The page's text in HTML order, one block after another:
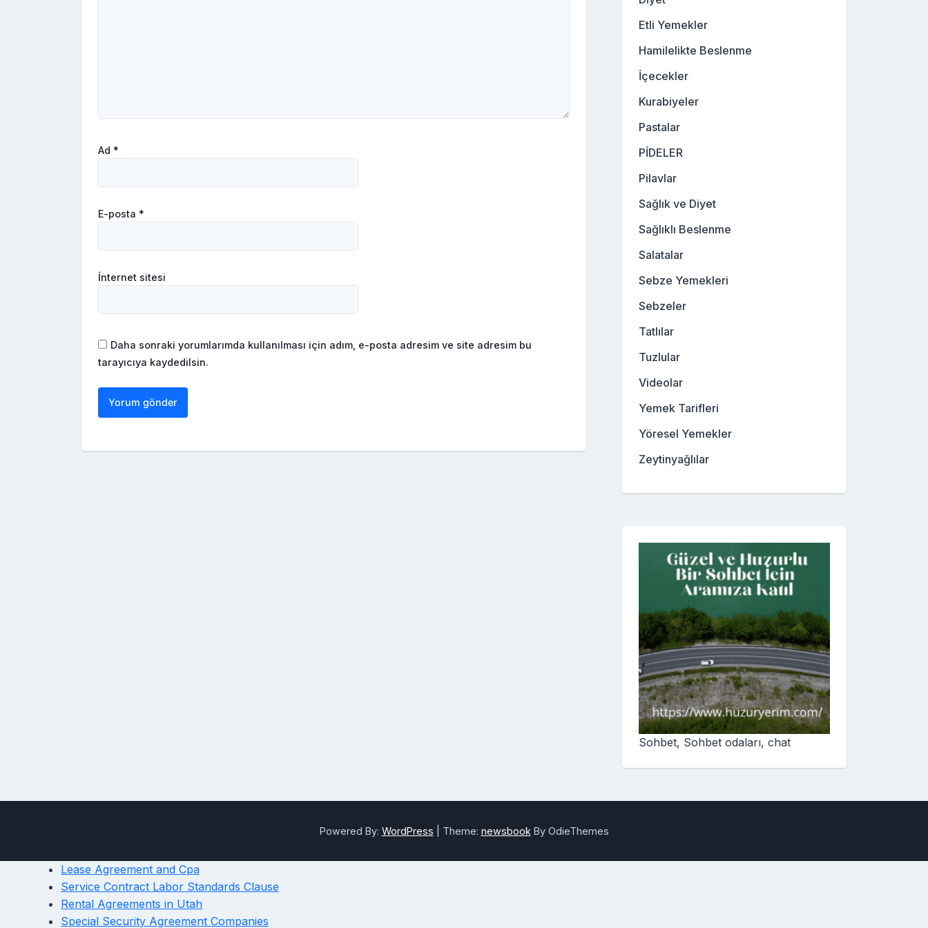
Ad *
E-posta *
İnternet sitesi
Daha sonraki yorumlarımda kullanılması için adım, e-posta adresim ve site adresim bu
tarayıcıya kaydedilsin.
Etli Yemekler
Hamilelikte Beslenme
İçecekler
Kurabiyeler
Pastalar
PİDELER
Pilavlar
Sağlık ve Diyet
Sağlıklı Beslenme
Salatalar
Sebze Yemekleri
Sebzeler
Tatlılar
Tuzlular
Videolar
Yemek Tarifleri
Yöresel Yemekler
Zeytinyağlılar
Sohbet, Sohbet odaları, chat
Powered By: WordPress Theme: newsbook By OdieThemes
Lease Agreement and Cpa
Service Contract Labor Standards Clause
Rental Agreements in Utah
Special Security Agreement Companies